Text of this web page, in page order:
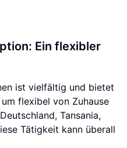
Ein flexibler
ist vielfältig und bietet
flexibel von Zuhause
Tansania,
Tätigkeit kann überall